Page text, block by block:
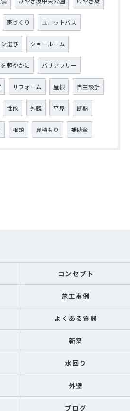
家づくり ユニットバス
選び ショールーム
軽やかに バリアフリー
リフォーム 屋根 自由設計
性能 外観 平屋 断熱
相談 見積もり 補助金
コンセプト
施工事例
よくある質問
新築
水回り
外壁
ブログ